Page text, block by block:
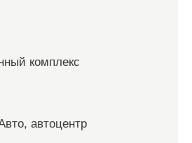
комплекс
автоцентр